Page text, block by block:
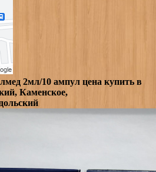
2мл/10 ампул цена купить в
Каменское,